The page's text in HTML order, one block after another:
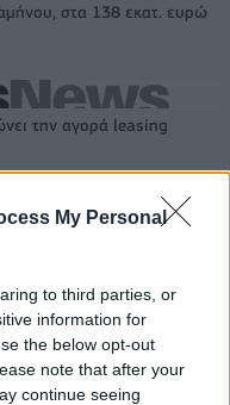
My Personal
to third parties, or
information for
the below opt-out
note that after your
continue seeing
στα 138 εκατ. ευρώ
την αγορά leasing
Bank: Για πρώτη φορά το
μετατρέπει τη